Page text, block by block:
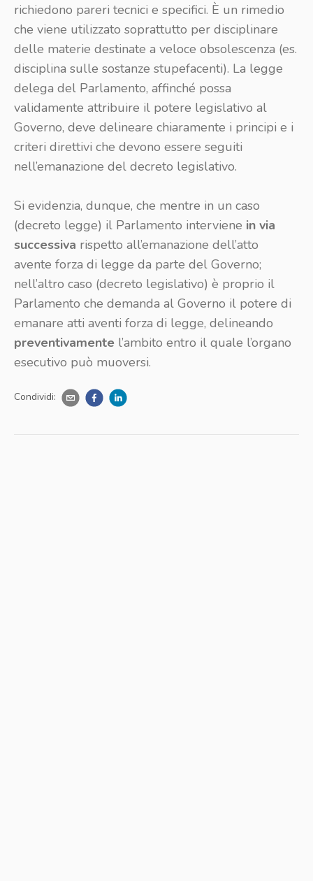
richiedono pareri tecnici e specifici. È un rimedio
che viene utilizzato soprattutto per disciplinare
delle materie destinate a veloce obsolescenza (es.
disciplina sulle sostanze stupefacenti). La legge
delega del Parlamento, affinché possa
validamente attribuire il potere legislativo al
Governo, deve delineare chiaramente i principi e i
criteri direttivi che devono essere seguiti
nell’emanazione del decreto legislativo.
Si evidenzia, dunque, che mentre in un caso
(decreto legge) il Parlamento interviene in via
successiva rispetto all’emanazione dell’atto
avente forza di legge da parte del Governo;
nell’altro caso (decreto legislativo) è proprio il
Parlamento che demanda al Governo il potere di
emanare atti aventi forza di legge, delineando
preventivamente l’ambito entro il quale l’organo
esecutivo può muoversi.
Condividi: